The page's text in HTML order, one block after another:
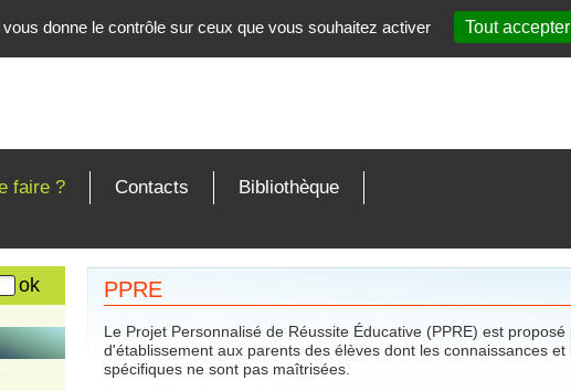
faire ? Contacts Bibliothèque
PPRE
Le Projet Personnalisé de Réussite Éducative (PPRE) est
d'établissement aux parents des élèves dont les connaissances
spécifiques ne sont pas maîtrisées.
donne le contrôle sur ceux que vous souhaitez activer Tout accepter